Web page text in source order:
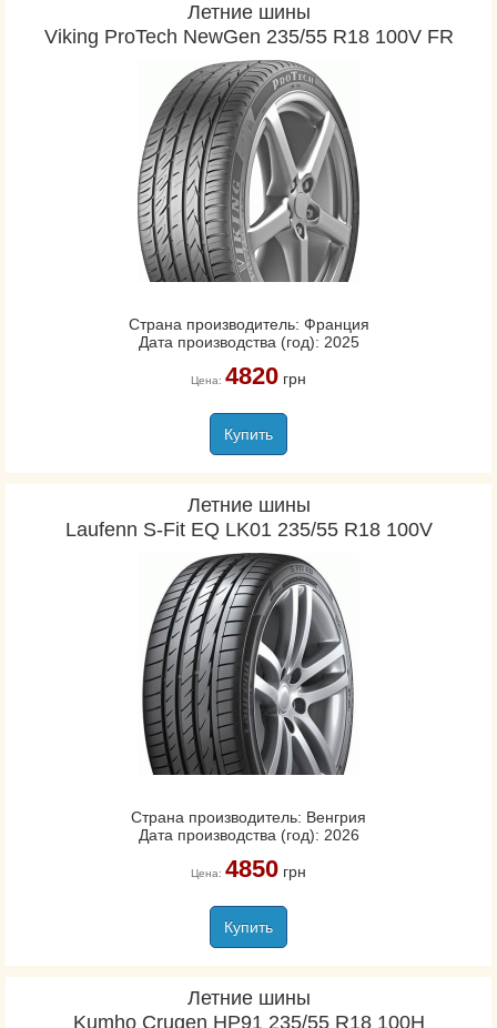
Летние шины
Viking ProTech NewGen 235/55 R18 100V FR
Страна производитель: Франция
Дата производства (год): 2025
Цена: 4820грн
Купить
Летние шины
Laufenn S-Fit EQ LK01 235/55 R18 100V
Страна производитель: Венгрия
Дата производства (год): 2026
Цена: 4850грн
Купить
Летние шины
Kumho Crugen HP91 235/55 R18 100H